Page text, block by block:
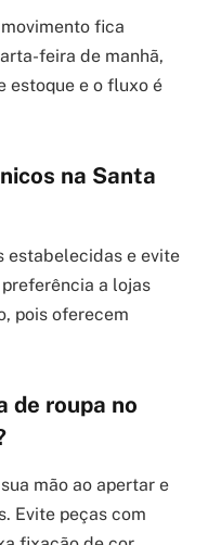
fica
feira de manhã,
estoque e o fluxo é
na Santa
estabelecidas e evite
a lojas
pois oferecem
de roupa no
mão ao apertar e
Evite peças com